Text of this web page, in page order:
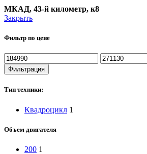
МКАД, 43-й километр, к8
Закрыть
Фильтр по цене
Минимальная
цена
Максимальная
цена
Фильтрация
Тип техники:
Квадроцикл 1
Объем двигателя
200 1